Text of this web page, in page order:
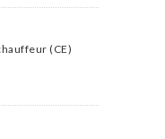
(CE)